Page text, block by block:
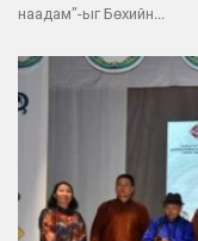
наадам”-ыг Бөхийн...